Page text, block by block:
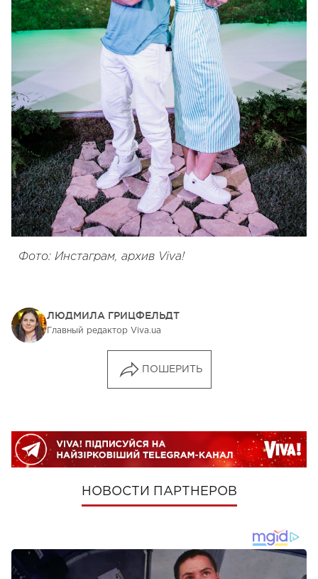
Фото: Инстаграм, архив Viva!
ЛЮДМИЛА ГРИЦФЕЛЬДТ
Главный редактор Viva.ua
ПОШЕРИТЬ
НОВОСТИ ПАРТНЕРОВ